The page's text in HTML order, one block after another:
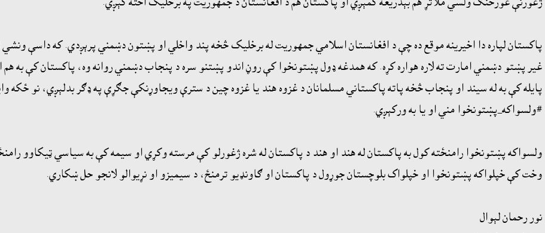
ژغورنې غورځنګ ولسي ملاتړ هم بېدريغه کمېږي او پاکستان هم د افغانستان د جمهوريت په برخليک اخته کېږي.
پاکستان لپاره دا اخيرينه موقع ده چې د افغانستان اسلامي جمهوريت له برخليک څخه پند واخلي او پښتون دښمني پرېږدي. که داسې ونشي
غير پښتو دښمني امارت ته لاره هواره کړه. که همدغه ډول پښتونخوا کې روڼ اندو پښتنو سره د پنجاب دښمني روانه وه، پاکستان کې به
پايله کې به له سيند او پنجاب څخه پاته پاکستاني مسلمانان د غزوه هند يا غزوه چين د سترې ويجاوړنکې جګړې په ډګر بدلېږي، نو ځکه
#ولسواکه_پښتونخوا مني او يا به ورکېږي.
ولسواکه پښتونخوا رامنځته کول به پاکستان له هند او هند د پاکستان له شره ژغورلو کې مرسته وکړي او سيمه کې به سياسي ټيکاوو
وخت کې خپلواکه پښتونخوا او خپلواک بلوچستان جوړول د پاکستان او ګاونډيو ترمنځ، د سيميزو او نړيوالو لانجو حل ښکاري.
نور رحمان لېوال